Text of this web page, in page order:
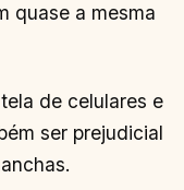
quase a mesma
de celulares e
ser prejudicial